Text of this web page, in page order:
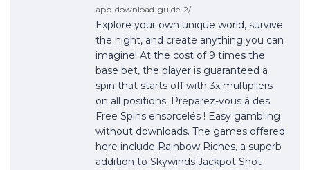
app-download-guide-2/
Explore your own unique world, survive
the night, and create anything you can
imagine! At the cost of 9 times the
base bet, the player is guaranteed a
spin that starts off with 3x multipliers
on all positions. Préparez-vous à des
Free Spins ensorcelés ! Easy gambling
without downloads. The games offered
here include Rainbow Riches, a superb
addition to Skywinds Jackpot Shot